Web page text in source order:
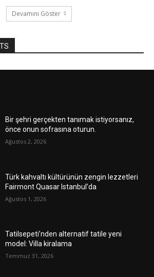
Devamını Göster
Bir şehri gerçekten tanımak istiyorsanız,
önce onun sofrasına oturun.
Ağustos 2, 2026
Türk kahvaltı kültürünün zengin lezzetleri
Fairmont Quasar Istanbul’da
Ağustos 1, 2026
Tatilsepeti’nden alternatif tatile yeni
model: Villa kiralama
Temmuz 31, 2026